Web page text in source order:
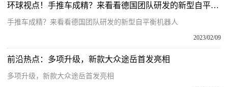
环球视点！手推车成精？来看看德国团队研发的新型自平衡机器人
手推车成精？来看看德国团队研发的新型自平衡机器人
2023/02/09
前沿热点：多项升级，新款大众途岳首发亮相
多项升级，新款大众途岳首发亮相